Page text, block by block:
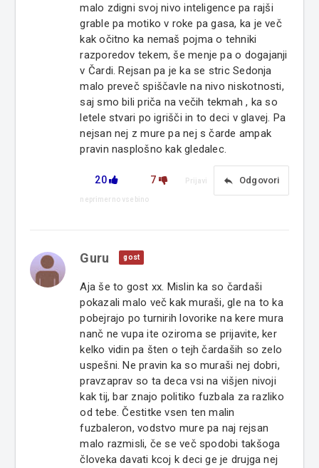
malo zdigni svoj nivo inteligence pa rajši
grable pa motiko v roke pa gasa, ka je več
kak očitno ka nemaš pojma o tehniki
razporedov tekem, še menje pa o dogajanji
v Čardi. Rejsan pa je ka se stric Sedonja
malo preveč spiščavle na nivo niskotnosti,
saj smo bili priča na večih tekmah , ka so
letele stvari po igrišči in to deci v glavej. Pa
nejsan nej z mure pa nej s čarde ampak
pravin nasplošno kak gledalec.
20 7 reply Odgovori
Prijavi
neprimerno vsebino
Guru gost
Aja še to gost xx. Mislin ka so čardaši
pokazali malo več kak muraši, gle na to ka
pobejrajo po turnirih lovorike na kere mura
nanč ne vupa ite oziroma se prijavite, ker
kelko vidin pa šten o tejh čardaših so zelo
uspešni. Ne pravin ka so muraši nej dobri,
pravzaprav so ta deca vsi na višjen nivoji
kak tij, bar znajo politiko fuzbala za razliko
od tebe. Čestitke vsen ten malin
fuzbaleron, vodstvo mure pa naj rejsan
malo razmisli, če se več spodobi takšoga
človeka davati kcoj k deci ge je drujga nej